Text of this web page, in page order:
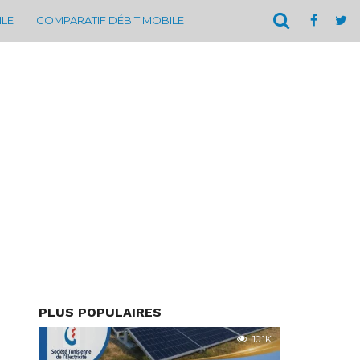
COMPARATIF DÉBIT MOBILE
PLUS POPULAIRES
10.1K